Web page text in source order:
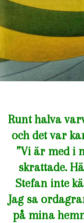
Runt halva
och det var
”Vi är med i
skrattade.
Stefan inte
Jag sa
på mina